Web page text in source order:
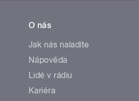
O nás
Jak nás naladíte
Nápověda
Lidé v rádiu
Kariéra